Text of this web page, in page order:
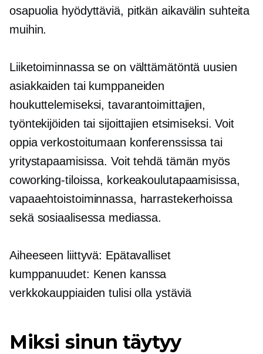
osapuolia hyödyttäviä, pitkän aikavälin suhteita
muihin.
Liiketoiminnassa se on välttämätöntä uusien
asiakkaiden tai kumppaneiden
houkuttelemiseksi, tavarantoimittajien,
työntekijöiden tai sijoittajien etsimiseksi. Voit
oppia verkostoitumaan konferenssissa tai
yritystapaamisissa. Voit tehdä tämän myös
coworking-tiloissa, korkeakoulutapaamisissa,
vapaaehtoistoiminnassa, harrastekerhoissa
sekä sosiaalisessa mediassa.
Aiheeseen liittyvä: Epätavalliset
kumppanuudet: Kenen kanssa
verkkokauppiaiden tulisi olla ystäviä
Miksi sinun täytyy